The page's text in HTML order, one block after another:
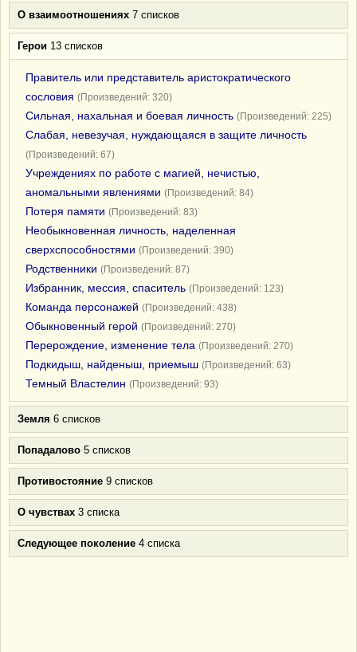
О взаимоотношениях 7 списков
Герои 13 списков
Правитель или представитель аристократического
сословия (Произведений: 320)
Сильная, нахальная и боевая личность (Произведений: 225)
Слабая, невезучая, нуждающаяся в защите личность
(Произведений: 67)
Учреждениях по работе с магией, нечистью,
аномальными явлениями (Произведений: 84)
Потеря памяти (Произведений: 83)
Необыкновенная личность, наделенная
сверхспособностями (Произведений: 390)
Родственники (Произведений: 87)
Избранник, мессия, спаситель (Произведений: 123)
Команда персонажей (Произведений: 438)
Обыкновенный герой (Произведений: 270)
Перерождение, изменение тела (Произведений: 270)
Подкидыш, найденыш, приемыш (Произведений: 63)
Темный Властелин (Произведений: 93)
Земля 6 списков
Попадалово 5 списков
Противостояние 9 списков
О чувствах 3 списка
Следующее поколение 4 списка